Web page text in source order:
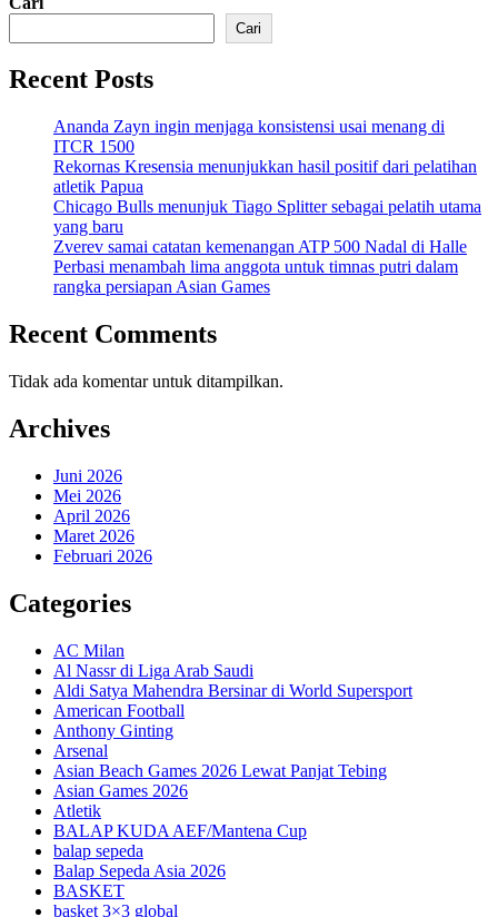
Cari
Recent Posts
Ananda Zayn ingin menjaga konsistensi usai menang di
ITCR 1500
Rekornas Kresensia menunjukkan hasil positif dari pelatihan
atletik Papua
Chicago Bulls menunjuk Tiago Splitter sebagai pelatih utama
yang baru
Zverev samai catatan kemenangan ATP 500 Nadal di Halle
Perbasi menambah lima anggota untuk timnas putri dalam
rangka persiapan Asian Games
Recent Comments
Tidak ada komentar untuk ditampilkan.
Archives
Juni 2026
Mei 2026
April 2026
Maret 2026
Februari 2026
Categories
AC Milan
Al Nassr di Liga Arab Saudi
Aldi Satya Mahendra Bersinar di World Supersport
American Football
Anthony Ginting
Arsenal
Asian Beach Games 2026 Lewat Panjat Tebing
Asian Games 2026
Atletik
BALAP KUDA AEF/Mantena Cup
balap sepeda
Balap Sepeda Asia 2026
BASKET
basket 3×3 global